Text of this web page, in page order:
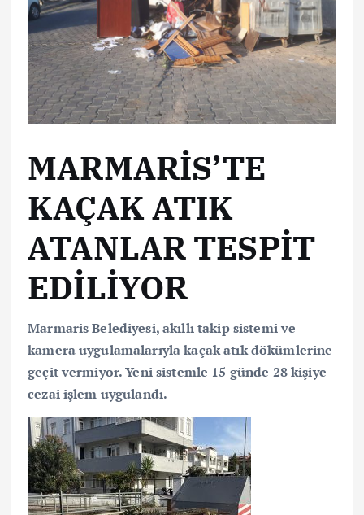
MARMARİS’TE
KAÇAK ATIK
ATANLAR TESPİT
EDİLİYOR
Marmaris Belediyesi, akıllı takip sistemi ve
kamera uygulamalarıyla kaçak atık dökümlerine
geçit vermiyor. Yeni sistemle 15 günde 28 kişiye
cezai işlem uygulandı.